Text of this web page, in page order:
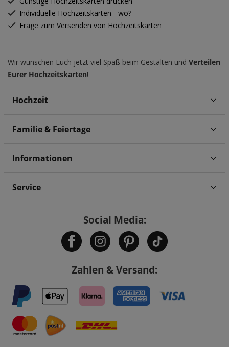
Individuelle Hochzeitskarten - wo?
Frage zum Versenden von Hochzeitskarten
Wir wünschen Euch jetzt viel Spaß beim Gestalten und Verteilen
Eurer Hochzeitskarten!
Hochzeit
Familie & Feiertage
Informationen
Service
Social Media:
Zahlen & Versand: